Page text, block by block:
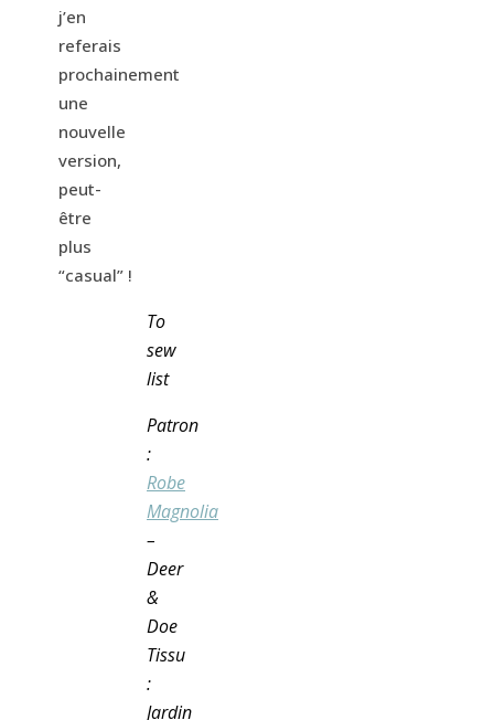
j’en
referais
prochainement
une
nouvelle
version,
peut-
être
plus
“casual” !
To
sew
list
Patron
:
Robe
Magnolia
–
Deer
&
Doe
Tissu
:
Jardin